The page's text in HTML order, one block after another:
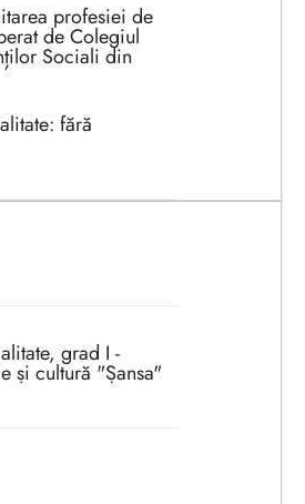
profesiei de
de Colegiul
Sociali din
fără
grad I -
și cultură "Șansa"